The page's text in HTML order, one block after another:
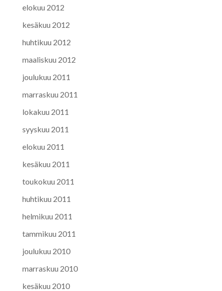
elokuu 2012
kesäkuu 2012
huhtikuu 2012
maaliskuu 2012
joulukuu 2011
marraskuu 2011
lokakuu 2011
syyskuu 2011
elokuu 2011
kesäkuu 2011
toukokuu 2011
huhtikuu 2011
helmikuu 2011
tammikuu 2011
joulukuu 2010
marraskuu 2010
kesäkuu 2010